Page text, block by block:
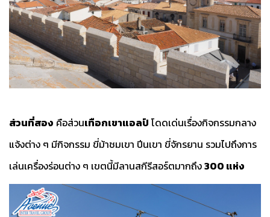
ส่วนที่สอง คือส่วนเทือกเขาแอลป์ โดดเด่นเรื่องกิจกรรมกลาง
แจ้งต่าง ๆ มีกิจกรรม ขี่ม้าชมเขา ปีนเขา ขี่จักรยาน รวมไปถึงการ
เล่นเครื่องร่อนต่าง ๆ เขตนี้มีลานสกีรีสอร์ตมากถึง300 แห่ง